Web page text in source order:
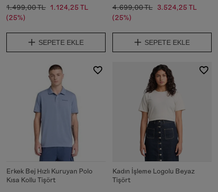
1.499,00 TL 1.124,25 TL
(25%)
SEPETE EKLE
4.699,00 TL
3.524,25 TL
(25%)
SEPETE EKLE
Erkek Bej Hızlı Kuruyan Polo
Kısa Kollu Tişört
Kadın İşleme Logolu Beyaz
Tişört